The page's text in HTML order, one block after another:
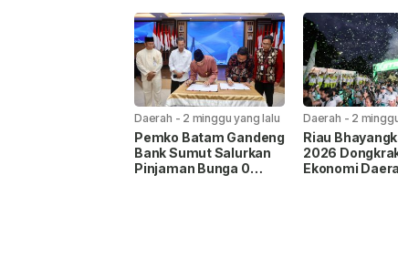
Daerah - 2 minggu yang lalu
Pemko Batam Gandeng
Bank Sumut Salurkan
Pinjaman Bunga 0
Daerah - 2
Riau
2026
Ekonomi